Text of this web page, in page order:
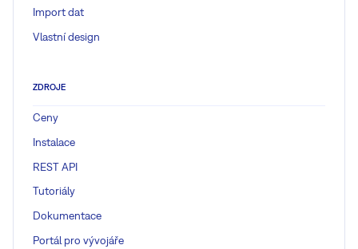
Import dat
Vlastní design
ZDROJE
Ceny
Instalace
REST API
Tutoriály
Dokumentace
Portál pro vývojáře